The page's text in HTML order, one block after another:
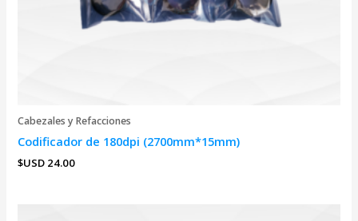
Cabezales y Refacciones
Codificador de 180dpi (2700mm*15mm)
$USD 24.00